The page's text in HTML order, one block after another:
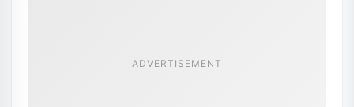
ADVERTISEMENT